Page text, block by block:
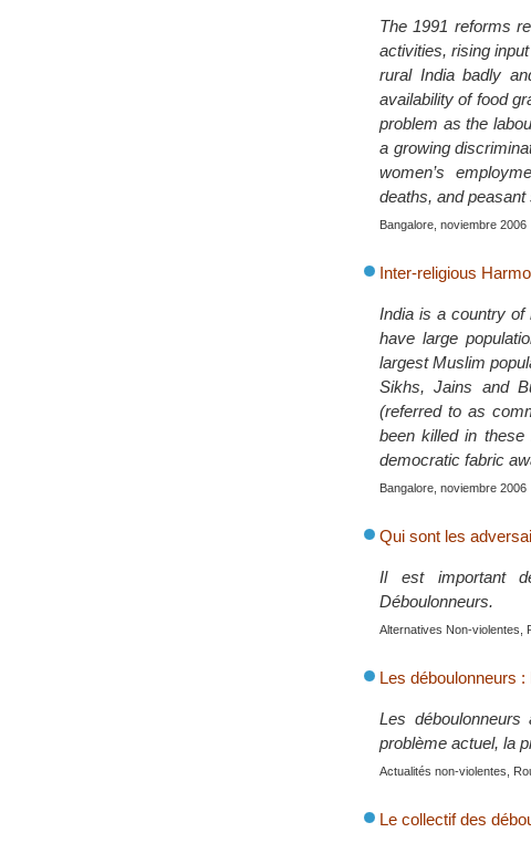
The 1991 reforms
activities, rising
rural India badly
availability of food
problem as the
a growing
women’s
deaths, and
Bangalore, noviembre 2006
Inter-religious
India is a country of
have large
largest Muslim
Sikhs, Jains and
(referred to as
been killed in
democratic fabric
Bangalore, noviembre 2006
Qui sont les
Il est important
Déboulonneurs.
Alternatives Non-violentes,
Les déboulonneurs :
Les
problème actuel, la
Actualités non-violentes,
Le collectif des